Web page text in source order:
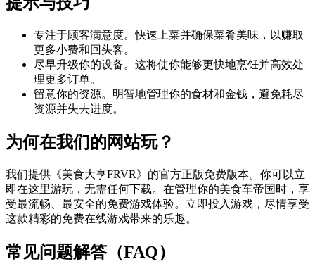
专注于顾客满意度。快速上菜并确保菜肴美味，以赚取
更多小费和回头客。
尽早升级你的设备。这将使你能够更快地烹饪并高效处
理更多订单。
留意你的资源。明智地管理你的食材和金钱，避免耗尽
资源并失去进度。
为何在我们的网站玩？
我们提供《美食大亨FRVR》的官方正版免费版本。你可以立
即在这里游玩，无需任何下载。在管理你的美食车帝国时，享
受最流畅、最安全的免费游戏体验。立即投入游戏，尽情享受
这款精彩的免费在线游戏带来的乐趣。
常见问题解答（FAQ）